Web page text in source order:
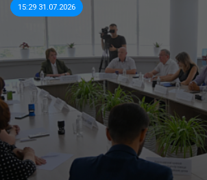
15:29 31.07.2026